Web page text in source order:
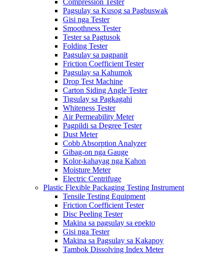
Compression Tester
Pagsulay sa Kusog sa Pagbuswak
Gisi nga Tester
Smoothness Tester
Tester sa Pagtusok
Folding Tester
Pagsulay sa pagpanit
Friction Coefficient Tester
Pagsulay sa Kahumok
Drop Test Machine
Carton Siding Angle Tester
Tigsulay sa Pagkagahi
Whiteness Tester
Air Permeability Meter
Pagpildi sa Degree Tester
Dust Meter
Cobb Absorption Analyzer
Gibag-on nga Gauge
Kolor-kahayag nga Kahon
Moisture Meter
Electric Centrifuge
Plastic Flexible Packaging Testing Instrument
Tensile Testing Equipment
Friction Coefficient Tester
Disc Peeling Tester
Makina sa pagsulay sa epekto
Gisi nga Tester
Makina sa Pagsulay sa Kakapoy
Tambok Dissolving Index Meter